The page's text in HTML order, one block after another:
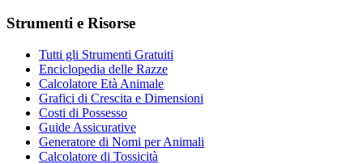
Strumenti e Risorse
Tutti gli Strumenti Gratuiti
Enciclopedia delle Razze
Calcolatore Età Animale
Grafici di Crescita e Dimensioni
Costi di Possesso
Guide Assicurative
Generatore di Nomi per Animali
Calcolatore di Tossicità